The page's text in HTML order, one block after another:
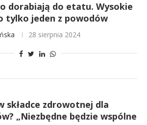
dorabiają do etatu. Wysokie
tylko jeden z powodów
28 sierpnia 2024
składce zdrowotnej dla
„Niezbędne będzie wspólne